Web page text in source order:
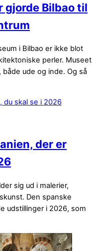
gjorde Bilbao til
i Bilbao er ikke blot
perler. Museet
ude og inde. Og så
der er
sig ud i malerier,
Den spanske
udstillinger i 2026, som